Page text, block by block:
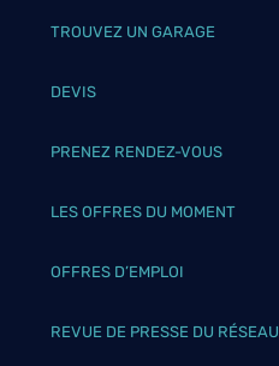
TROUVEZ UN GARAGE
DEVIS
PRENEZ RENDEZ-VOUS
LES OFFRES DU MOMENT
OFFRES D’EMPLOI
REVUE DE PRESSE DU RÉSEAU